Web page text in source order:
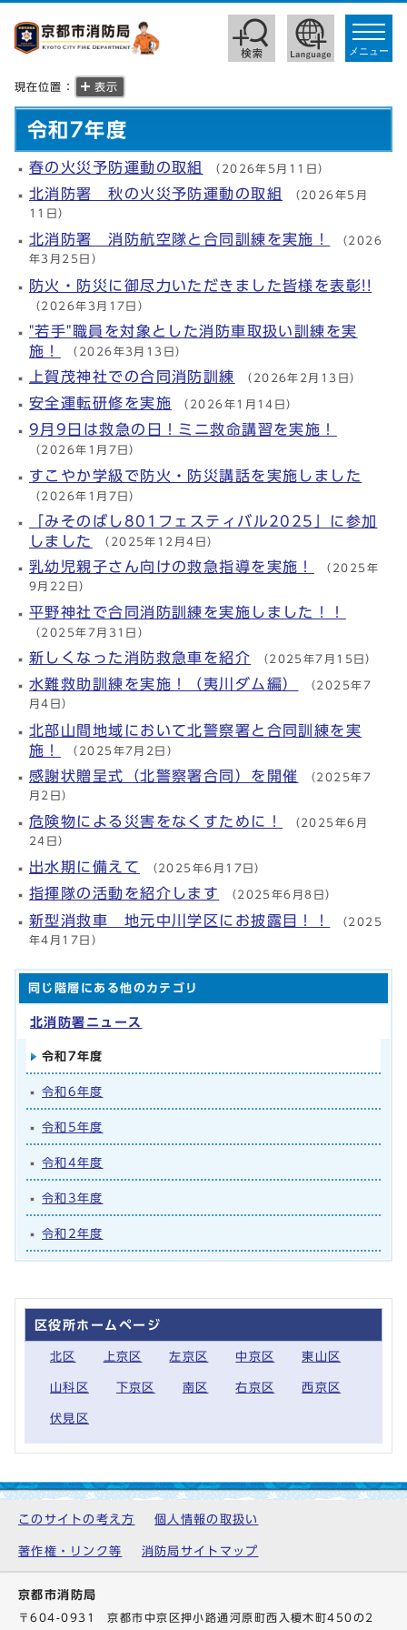
toggle
メニュー
現在位置： 表示
令和7年度
春の火災予防運動の取組 （2026年5月11日）
北消防署 秋の火災予防運動の取組 （2026年5月
11日）
北消防署 消防航空隊と合同訓練を実施！ （2026
年3月25日）
防火・防災に御尽力いただきました皆様を表彰!!
（2026年3月17日）
"若手"職員を対象とした消防車取扱い訓練を実
施！ （2026年3月13日）
上賀茂神社での合同消防訓練 （2026年2月13日）
安全運転研修を実施 （2026年1月14日）
9月9日は救急の日！ミニ救命講習を実施！
（2026年1月7日）
すこやか学級で防火・防災講話を実施しました
（2026年1月7日）
「みそのばし801フェスティバル2025」に参加
しました （2025年12月4日）
乳幼児親子さん向けの救急指導を実施！ （2025年
9月22日）
平野神社で合同消防訓練を実施しました！！
（2025年7月31日）
新しくなった消防救急車を紹介 （2025年7月15日）
水難救助訓練を実施！（夷川ダム編） （2025年7
月4日）
北部山間地域において北警察署と合同訓練を実
施！ （2025年7月2日）
感謝状贈呈式（北警察署合同）を開催 （2025年7
月2日）
危険物による災害をなくすために！ （2025年6月
24日）
出水期に備えて （2025年6月17日）
指揮隊の活動を紹介します （2025年6月8日）
新型消救車 地元中川学区にお披露目！！ （2025
年4月17日）
同じ階層にある他のカテゴリ
北消防署ニュース
令和7年度
令和6年度
令和5年度
令和4年度
令和3年度
令和2年度
区役所ホームページ
北区 上京区 左京区 中京区 東山区
山科区 下京区 南区 右京区 西京区
伏見区
このサイトの考え方 個人情報の取扱い
著作権・リンク等 消防局サイトマップ
京都市消防局
〒604-0931 京都市中京区押小路通河原町西入榎木町450の2